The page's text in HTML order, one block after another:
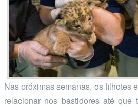
Nas próximas semanas, os filhotes
relacionar nos bastidores até que